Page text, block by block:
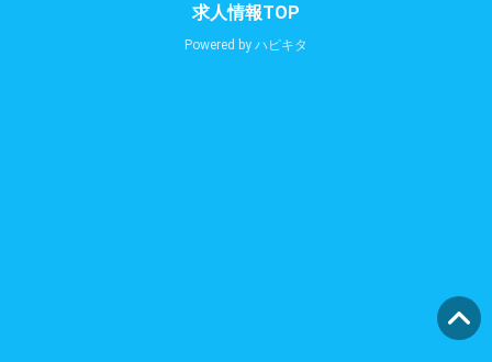
求人情報TOP
Powered by ハピキタ